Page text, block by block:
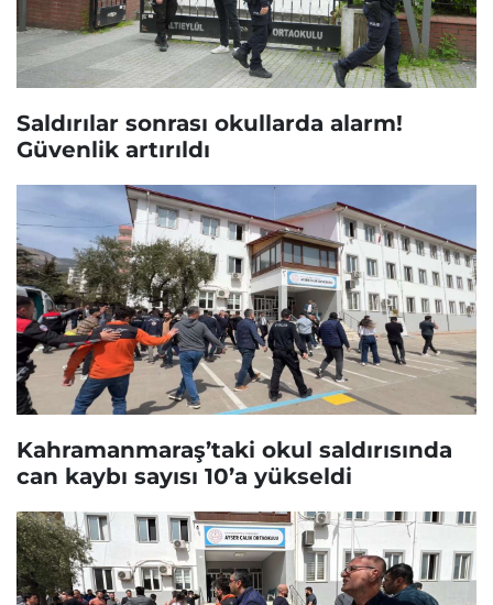
Saldırılar sonrası okullarda alarm!
Güvenlik artırıldı
Kahramanmaraş’taki okul saldırısında
can kaybı sayısı 10’a yükseldi